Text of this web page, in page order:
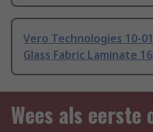
Vero Technologies 10-
Glass Fabric Laminate
Wees als eerste